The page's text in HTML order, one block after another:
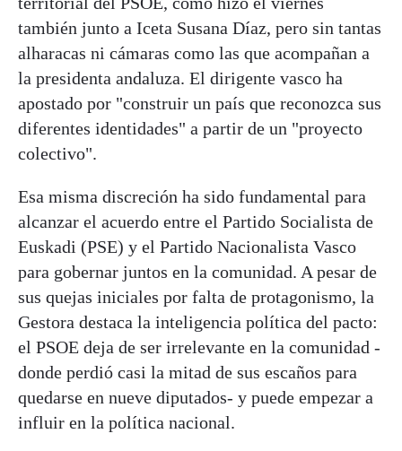
también junto a Iceta Susana Díaz, pero sin tantas
alharacas ni cámaras como las que acompañan a
la presidenta andaluza. El dirigente vasco ha
apostado por "construir un país que reconozca sus
diferentes identidades" a partir de un "proyecto
colectivo".
Esa misma discreción ha sido fundamental para
alcanzar el acuerdo entre el Partido Socialista de
Euskadi (PSE) y el Partido Nacionalista Vasco
para gobernar juntos en la comunidad. A pesar de
sus quejas iniciales por falta de protagonismo, la
Gestora destaca la inteligencia política del pacto:
el PSOE deja de ser irrelevante en la comunidad -
donde perdió casi la mitad de sus escaños para
quedarse en nueve diputados- y puede empezar a
influir en la política nacional.